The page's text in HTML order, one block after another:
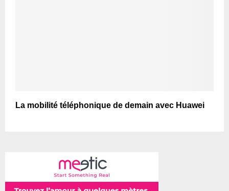
La mobilité téléphonique de demain avec Huawei